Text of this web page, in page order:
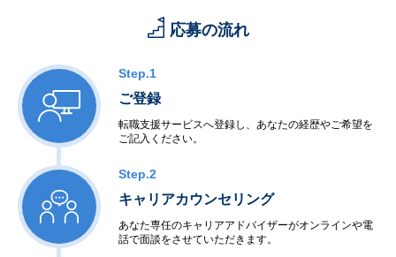
応募の流れ
Step.1
ご登録
転職支援サービスへ登録し、あなたの経歴やご希望を
ご記入ください。
Step.2
キャリアカウンセリング
あなた専任のキャリアアドバイザーがオンラインや電
話で面談をさせていただきます。